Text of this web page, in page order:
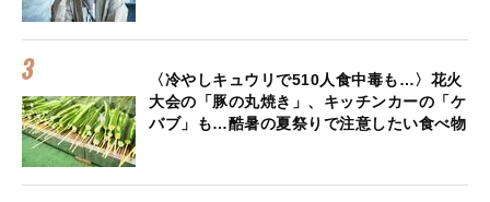
〈冷やしキュウリで510人食中毒も…〉花火
大会の「豚の丸焼き」、キッチンカーの「ケ
バブ」も…酷暑の夏祭りで注意したい食べ物